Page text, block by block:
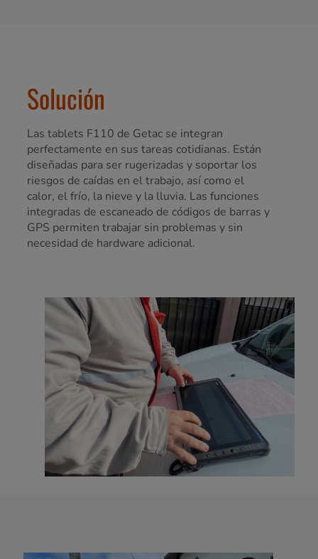
Solución
Las tablets F110 de Getac se integran
perfectamente en sus tareas cotidianas. Están
diseñadas para ser rugerizadas y soportar los
riesgos de caídas en el trabajo, así como el
calor, el frío, la nieve y la lluvia. Las funciones
integradas de escaneado de códigos de barras y
GPS permiten trabajar sin problemas y sin
necesidad de hardware adicional.